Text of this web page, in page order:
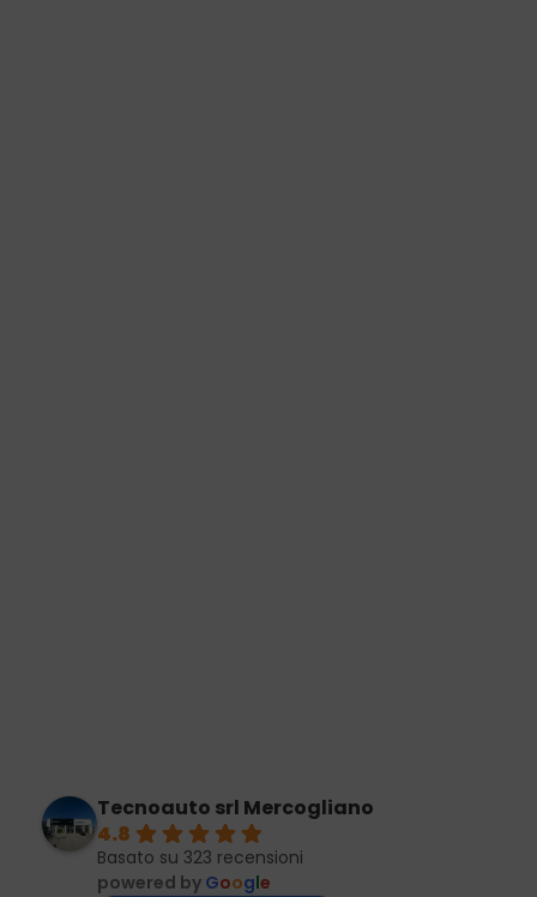
Tecnoauto srl Mercogliano
4.8
Basato su 323 recensioni
powered by Google